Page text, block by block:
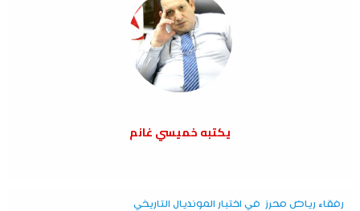
يكتبه خميسي غانم
رفقاء رياض محرز في اختبار المونديال التاريخي